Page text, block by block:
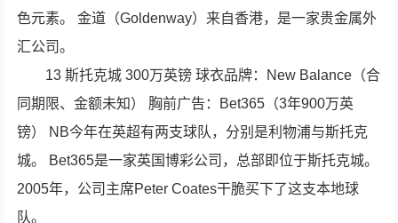
色元素。 金道（Goldenway）来自香港，是一家贵金属外
汇公司。
13 斯托克城 300万英镑 球衣品牌：New Balance（合
同期限、金额未知） 胸前广告：Bet365（3年900万英
镑） NB今年在英超有两支球队，分别是利物浦与斯托克
城。 Bet365是一家英国博彩公司，总部即位于斯托克城。
2005年，公司主席Peter Coates干脆买下了这支本地球
队。